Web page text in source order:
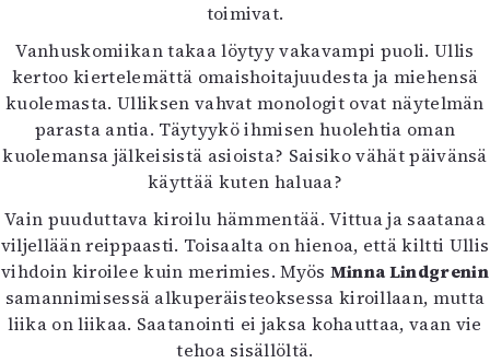
toimivat.
Vanhuskomiikan takaa löytyy vakavampi puoli. Ullis
kertoo kiertelemättä omaishoitajuudesta ja miehensä
kuolemasta. Ulliksen vahvat monologit ovat näytelmän
parasta antia. Täytyykö ihmisen huolehtia oman
kuolemansa jälkeisistä asioista? Saisiko vähät päivänsä
käyttää kuten haluaa?
Vain puuduttava kiroilu hämmentää. Vittua ja saatanaa
viljellään reippaasti. Toisaalta on hienoa, että kiltti Ullis
vihdoin kiroilee kuin merimies. Myös Minna Lindgrenin
samannimisessä alkuperäisteoksessa kiroillaan, mutta
liika on liikaa. Saatanointi ei jaksa kohauttaa, vaan vie
tehoa sisällöltä.